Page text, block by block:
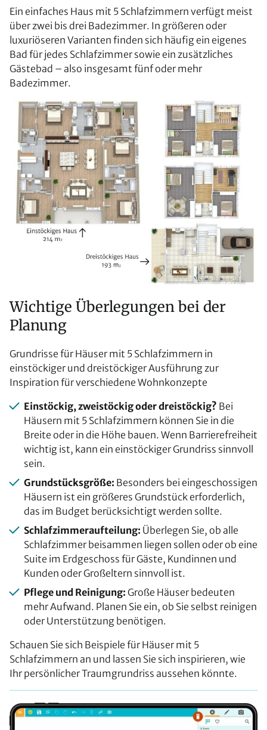
Ein einfaches Haus mit 5 Schlafzimmern verfügt meist
über zwei bis drei Badezimmer. In größeren oder
luxuriöseren Varianten finden sich häufig ein eigenes
Bad für jedes Schlafzimmer sowie ein zusätzliches
Gästebad – also insgesamt fünf oder mehr
Badezimmer.
Wichtige Überlegungen bei der
Planung
Grundrisse für Häuser mit 5 Schlafzimmern in
einstöckiger und dreistöckiger Ausführung zur
Inspiration für verschiedene Wohnkonzepte
Einstöckig, zweistöckig oder dreistöckig? Bei
Häusern mit 5 Schlafzimmern können Sie in die
Breite oder in die Höhe bauen. Wenn Barrierefreiheit
wichtig ist, kann ein einstöckiger Grundriss sinnvoll
sein.
Grundstücksgröße: Besonders bei eingeschossigen
Häusern ist ein größeres Grundstück erforderlich,
das im Budget berücksichtigt werden sollte.
Schlafzimmeraufteilung: Überlegen Sie, ob alle
Schlafzimmer beisammen liegen sollen oder ob eine
Suite im Erdgeschoss für Gäste, Kundinnen und
Kunden oder Großeltern sinnvoll ist.
Pflege und Reinigung: Große Häuser bedeuten
mehr Aufwand. Planen Sie ein, ob Sie selbst reinigen
oder Unterstützung benötigen.
Schauen Sie sich Beispiele für Häuser mit 5
Schlafzimmern an und lassen Sie sich inspirieren, wie
Ihr persönlicher Traumgrundriss aussehen könnte.